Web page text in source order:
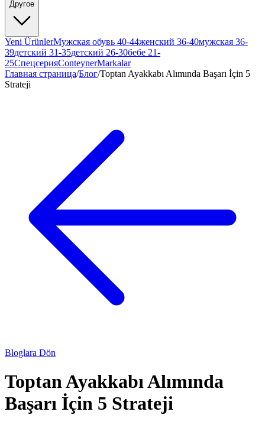
Другое
Yeni ÜrünlerМужская обувь 40-44женский 36-40мужская 36-
39детский 31-35детский 26-30бебе 21-
25СпецсерияConteynerMarkalar
Главная страница/Блог/Toptan Ayakkabı Alımında Başarı İçin 5
Strateji
Bloglara Dön
Toptan Ayakkabı Alımında
Başarı İçin 5 Strateji